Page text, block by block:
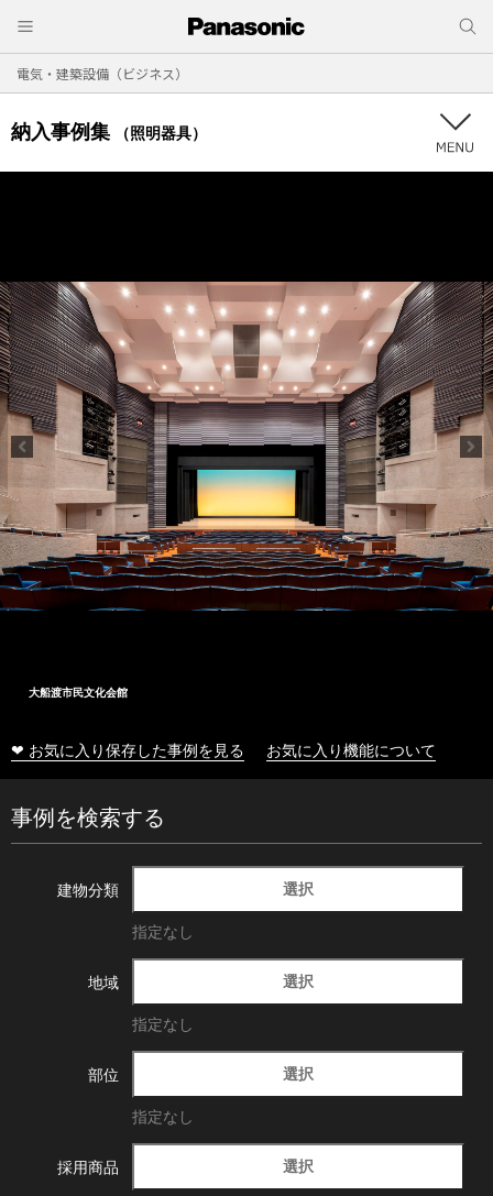
電気・建築設備（ビジネス）
納入事例集 （照明器具）
大船渡市民文化会館
❤ お気に入り保存した事例を見る お気に入り機能について
事例を検索する
建物分類 選択
指定なし
地域 選択
指定なし
部位 選択
指定なし
採用商品 選択